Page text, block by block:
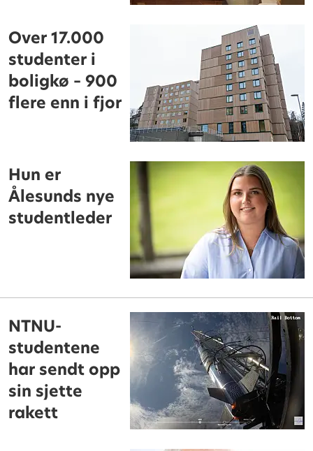
Over 17.000
studenter i
boligkø – 900
flere enn i fjor
Hun er
Ålesunds nye
studentleder
NTNU-
studentene
har sendt opp
sin sjette
rakett